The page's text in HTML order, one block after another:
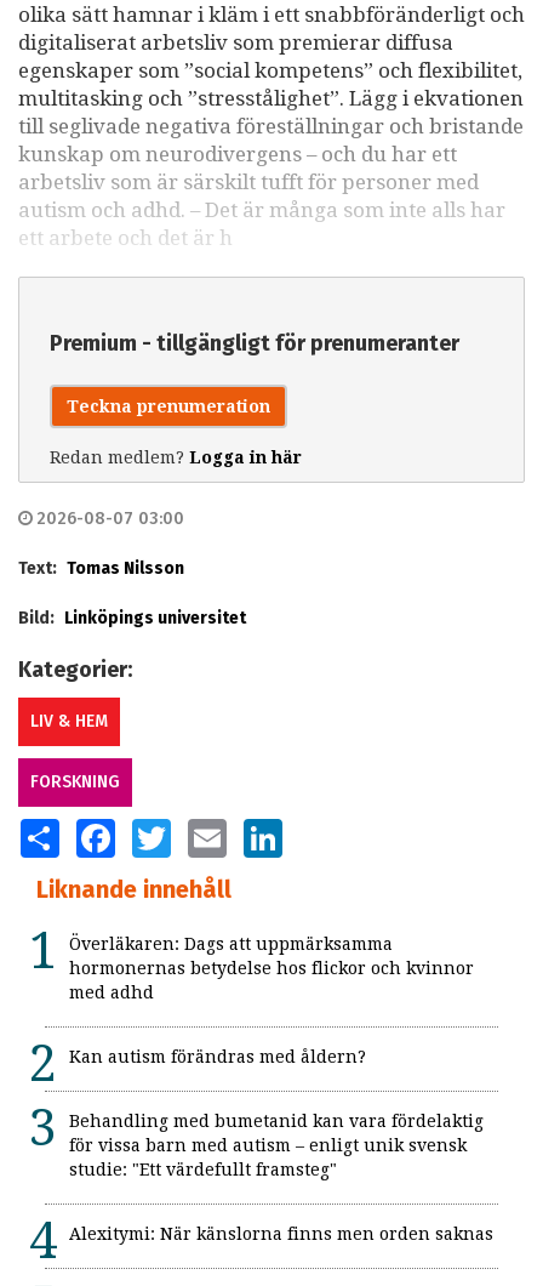
olika sätt hamnar i kläm i ett snabbföränderligt och
digitaliserat arbetsliv som premierar diffusa
egenskaper som ”social kompetens” och flexibilitet,
multitasking och ”stresstålighet”. Lägg i ekvationen
till seglivade negativa föreställningar och bristande
kunskap om neurodivergens – och du har ett
arbetsliv som är särskilt tufft för personer med
autism och adhd. – Det är många som inte alls har
ett arbete och det är h
Premium - tillgängligt för prenumeranter
Teckna prenumeration
Redan medlem? Logga in här
2026-08-07 03:00
Text: Tomas Nilsson
Bild: Linköpings universitet
Kategorier:
LIV & HEM
FORSKNING
SHARE FACEBOOKTWITTER EMAIL
Liknande innehåll
Överläkaren: Dags att uppmärksamma
hormonernas betydelse hos flickor och kvinnor
med adhd
Kan autism förändras med åldern?
Behandling med bumetanid kan vara fördelaktig
för vissa barn med autism – enligt unik svensk
studie: "Ett värdefullt framsteg"
Alexitymi: När känslorna finns men orden saknas